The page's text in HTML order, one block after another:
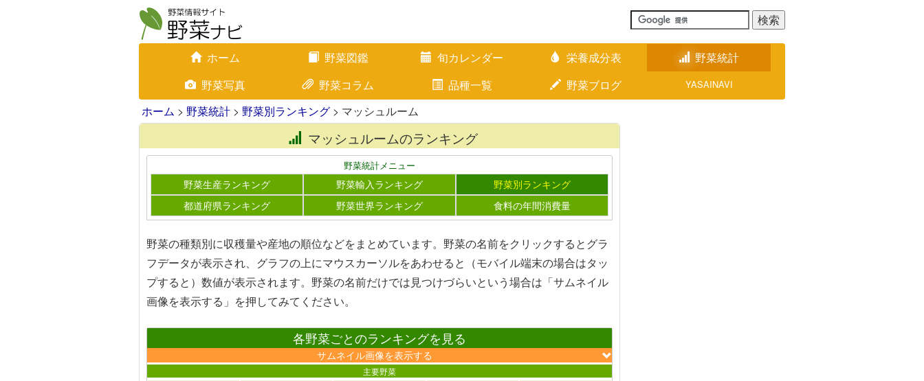
ホーム 野菜図鑑 旬カレンダー 栄養成分表
野菜統計
野菜写真
野菜コラム 品種一覧 野菜ブログ YASAINAVI
ホーム > 野菜統計 > 野菜別ランキング > マッシュルーム
マッシュルームのランキング
野菜統計メニュー
野菜生産ランキング 野菜輸入ランキング
野菜別ランキング
都道府県ランキング
野菜世界ランキング 食料の年間消費量
野菜の種類別に収穫量や産地の順位などをまとめています。野菜の名前をクリックするとグラ
フデータが表示され、グラフの上にマウスカーソルをあわせると（モバイル端末の場合はタッ
プすると）数値が表示されます。野菜の名前だけでは見つけづらいという場合は「サムネイル
画像を表示する」を押してみてください。
各野菜ごとのランキングを見る
サムネイル画像を表示する
主要野菜